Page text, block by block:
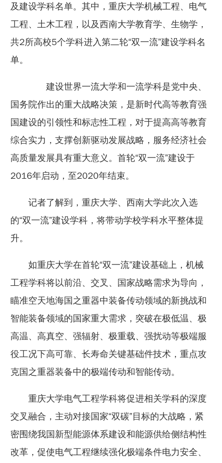
及建设学科名单。其中，重庆大学机械工程、电气
工程、土木工程，以及西南大学教育学、生物学，
共2所高校5个学科进入第二轮“双一流”建设学科名
单。
建设世界一流大学和一流学科是党中央、
国务院作出的重大战略决策，是新时代高等教育强
国建设的引领性和标志性工程，对于提高高等教育
综合实力，支撑创新驱动发展战略，服务经济社会
高质量发展具有重大意义。首轮“双一流”建设于
2016年启动，至2020年结束。
记者了解到，重庆大学、西南大学此次入选
的“双一流”建设学科，将带动学校学科水平整体提
升。
如重庆大学在首轮“双一流”建设基础上，机械
工程学科将以前沿、交叉、国家战略需求为导向，
瞄准空天地海国之重器中装备传动领域的新挑战和
智能装备领域的国家重大需求，突破在极低温、极
高温、高真空、强辐射、极重载、强扰动等极端服
役工况下高可靠、长寿命关键基础件技术，重点攻
克国之重器装备中的极端传动和智能传动。
重庆大学电气工程学科将促进相关学科的深度
交叉融合，主动对接国家“双碳”目标的大战略，紧
密围绕我国新型能源体系建设和能源供给侧结构性
改革，促使电气工程继续强化极端条件电力安全、